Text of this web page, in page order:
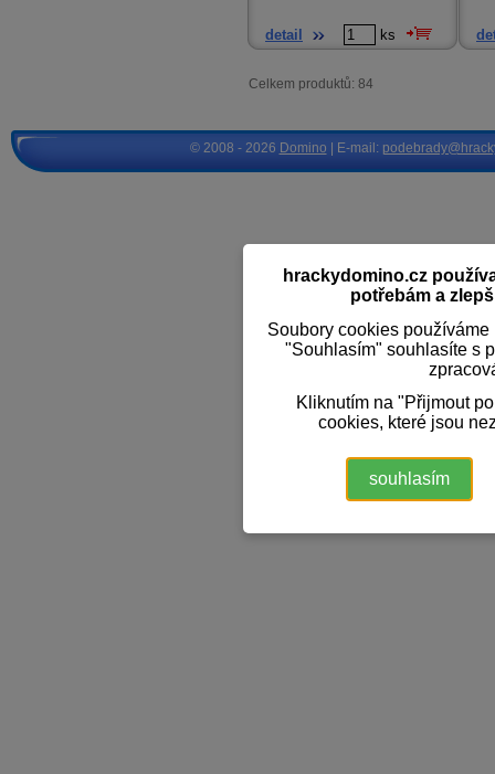
detail ks
Celkem produktů: 84
hrackydomino.cz
potřebám a
Soubory cookies
"Souhlasím" souhlasíte s
Kliknutím na "Přijmout
cookies, které jsou
souhlasím
© 2008 - 2026 Domino | E-mail: